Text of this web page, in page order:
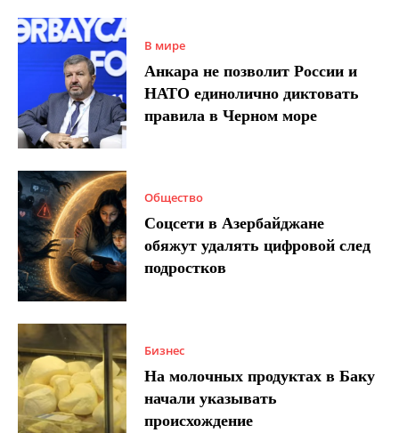
В мире
Анкара не позволит России и
НАТО единолично диктовать
правила в Черном море
Общество
Соцсети в Азербайджане
обяжут удалять цифровой след
подростков
Бизнес
На молочных продуктах в Баку
начали указывать
происхождение